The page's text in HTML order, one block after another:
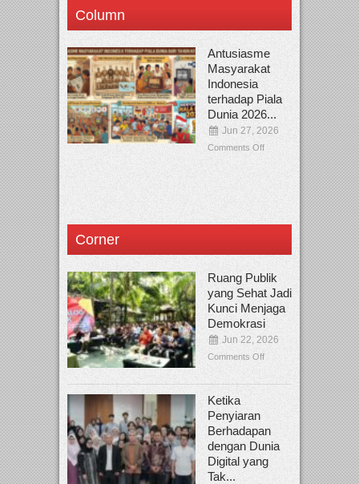
Column
Antusiasme
Masyarakat
Indonesia
terhadap Piala
Dunia 2026...
Jun 27, 2026
Comments Off
Corner
Ruang Publik
yang Sehat Jadi
Kunci Menjaga
Demokrasi
Jun 22, 2026
Comments Off
Ketika
Penyiaran
Berhadapan
dengan Dunia
Digital yang
Tak...